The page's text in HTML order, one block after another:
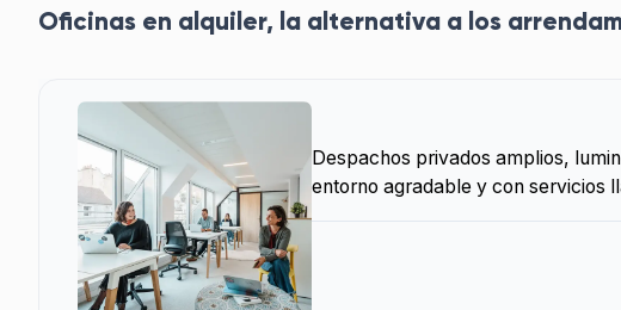
Oficinas en alquiler, la alternativa a los
Despachos privados amplios,
entorno agradable y con servicios